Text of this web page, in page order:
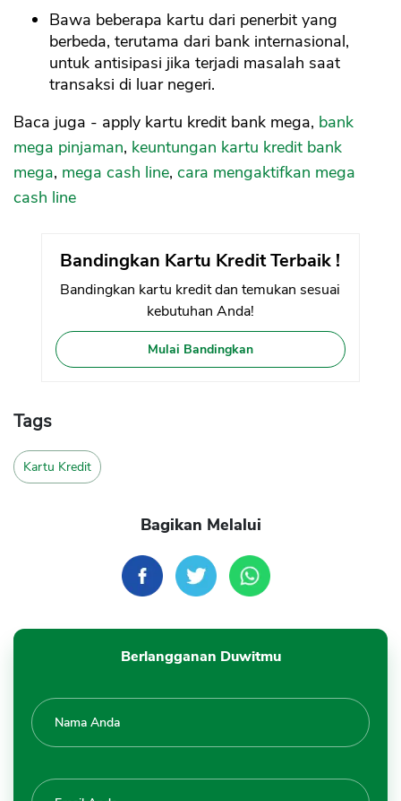
Bawa beberapa kartu dari penerbit yang
berbeda, terutama dari bank internasional,
untuk antisipasi jika terjadi masalah saat
transaksi di luar negeri.
Baca juga - apply kartu kredit bank mega, bank
mega pinjaman, keuntungan kartu kredit bank
mega, mega cash line, cara mengaktifkan mega
cash line
Bandingkan Kartu Kredit Terbaik !
Bandingkan kartu kredit dan temukan sesuai
kebutuhan Anda!
Mulai Bandingkan
Tags
Kartu Kredit
Bagikan Melalui
Berlangganan Duwitmu